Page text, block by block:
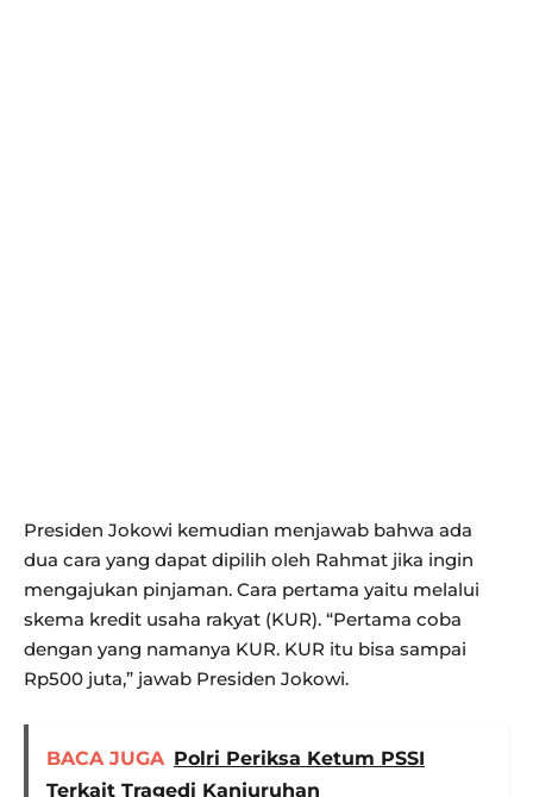
Presiden Jokowi kemudian menjawab bahwa ada
dua cara yang dapat dipilih oleh Rahmat jika ingin
mengajukan pinjaman. Cara pertama yaitu melalui
skema kredit usaha rakyat (KUR). “Pertama coba
dengan yang namanya KUR. KUR itu bisa sampai
Rp500 juta,” jawab Presiden Jokowi.
BACA JUGA Polri Periksa Ketum PSSI
Terkait Tragedi Kanjuruhan